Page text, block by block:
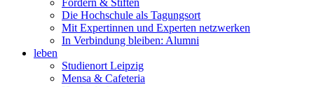
Fördern & Stiften
Die Hochschule als Tagungsort
Mit Expertinnen und Experten netzwerken
In Verbindung bleiben: Alumni
leben
Studienort Leipzig
Mensa & Cafeteria